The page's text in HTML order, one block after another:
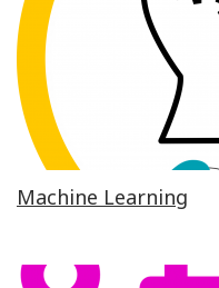
Machine Learning